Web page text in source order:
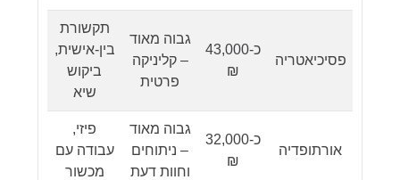
פסיכיאטריה
כ-43,000
₪
גבוה מאוד
– קליניקה
פרטית
תקשורת
בין-אישית,
ביקוש
שיא
אורתופדיה
כ-32,000
₪
גבוה מאוד
– ניתוחים
וחוות דעת
פיזי,
עבודה עם
מכשור